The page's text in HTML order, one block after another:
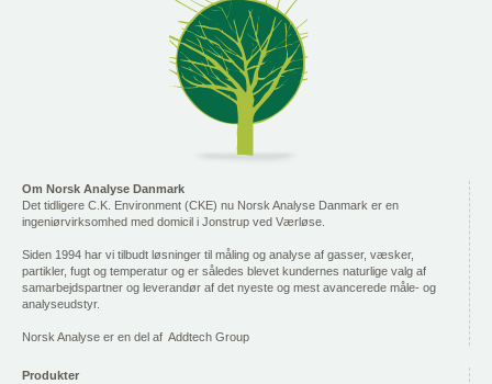
Om Norsk Analyse Danmark
Det tidligere C.K. Environment (CKE) nu Norsk Analyse Danmark er en
ingeniørvirksomhed med domicil i Jonstrup ved Værløse.
Siden 1994 har vi tilbudt løsninger til måling og analyse af gasser, væsker,
partikler, fugt og temperatur og er således blevet kundernes naturlige valg af
samarbejdspartner og leverandør af det nyeste og mest avancerede måle- og
analyseudstyr.
Norsk Analyse er en del af Addtech Group
Produkter